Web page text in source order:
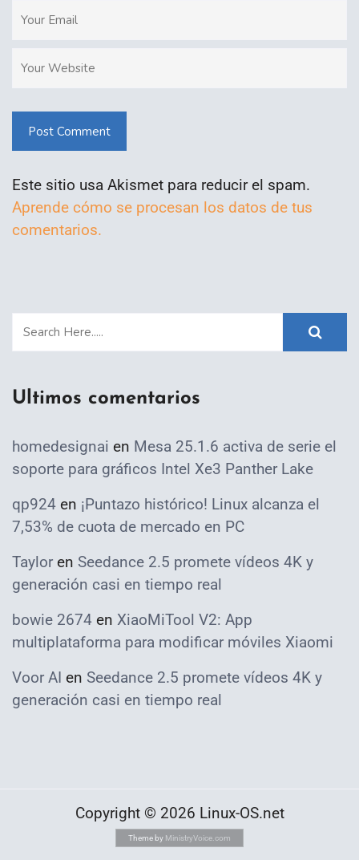
Post Comment
Este sitio usa Akismet para reducir el spam.
Aprende cómo se procesan los datos de tus
comentarios.
Ultimos comentarios
homedesignai en Mesa 25.1.6 activa de serie el
soporte para gráficos Intel Xe3 Panther Lake
qp924 en ¡Puntazo histórico! Linux alcanza el
7,53% de cuota de mercado en PC
Taylor en Seedance 2.5 promete vídeos 4K y
generación casi en tiempo real
bowie 2674 en XiaoMiTool V2: App
multiplataforma para modificar móviles Xiaomi
Voor AI en Seedance 2.5 promete vídeos 4K y
generación casi en tiempo real
Copyright © 2026 Linux-OS.net
Theme by MinistryVoice.com